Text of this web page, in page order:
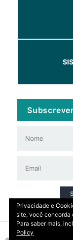
Privacidade e
site, você concorda
Para saber mais,
Policy